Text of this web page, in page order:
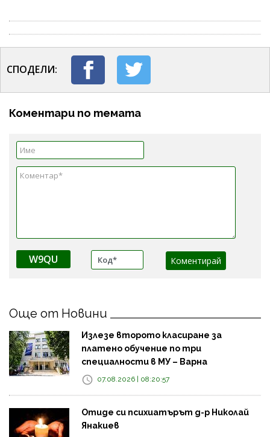
СПОДЕЛИ:
Коментари по темата
W9QU
Още от Новини
Излезе второто класиране за
платено обучение по три
специалности в МУ – Варна
07.08.2026 | 08:20:57
Отиде си психиатърът д-р Николай
Янакиев